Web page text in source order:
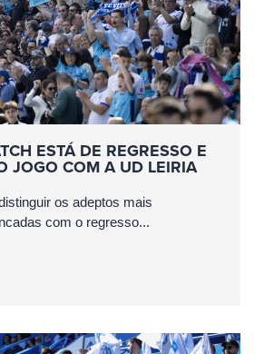
ESTÁ DE REGRESSO E
JOGO COM A UD LEIRIA
os adeptos mais
com o regresso...